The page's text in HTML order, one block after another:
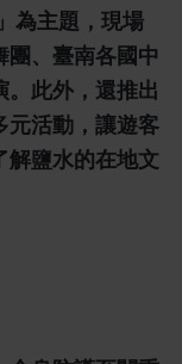
為主題，現場
團、臺南各國中
。此外，還推出
元活動，讓遊客
解鹽水的在地文